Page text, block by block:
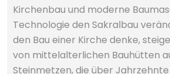
Kirchenbau und moderne
Technologie den Sakralbau
den Bau einer Kirche denke,
von mittelalterlichen Bauhütten
Steinmetzen, die über